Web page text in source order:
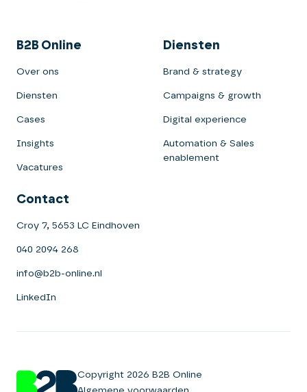
B2B Online
Over ons
Diensten
Cases
Insights
Vacatures
Diensten
Brand & strategy
Campaigns & growth
Digital experience
Automation & Sales
enablement
Contact
Croy 7, 5653 LC Eindhoven
040 2094 268
info@b2b-online.nl
LinkedIn
Copyright 2026 B2B Online